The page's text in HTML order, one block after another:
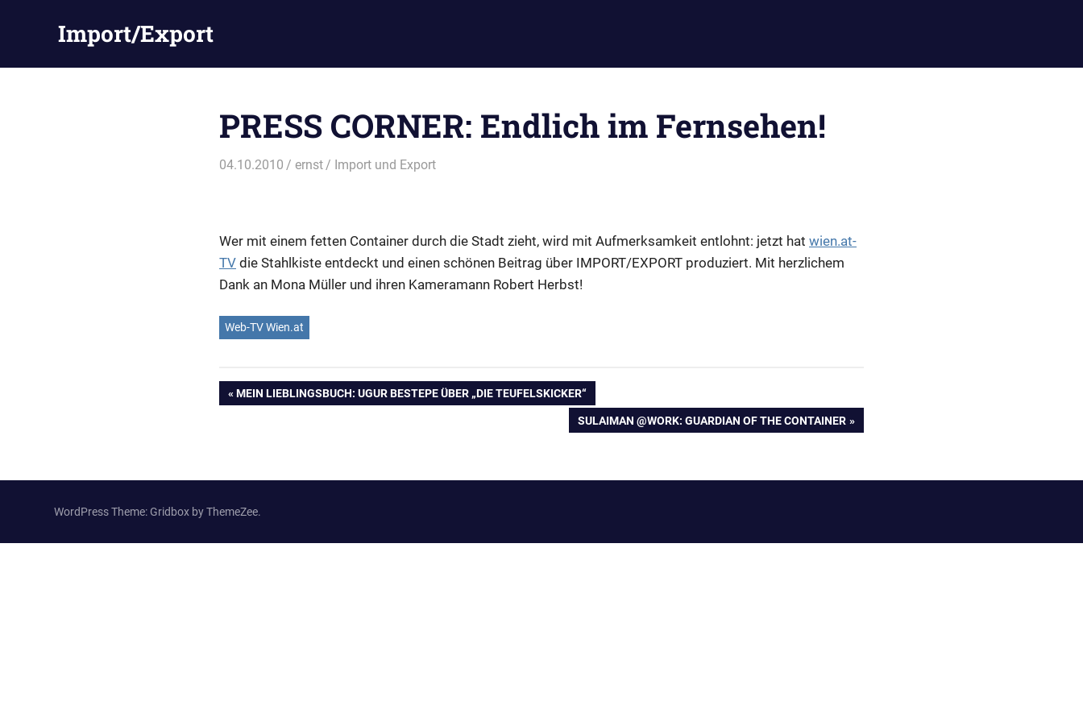
Import/Export
PRESS CORNER: Endlich im Fernsehen!
04.10.2010 ernst Import und Export
Wer mit einem fetten Container durch die Stadt zieht, wird mit Aufmerksamkeit entlohnt: jetzt hat wien.at-
TV die Stahlkiste entdeckt und einen schönen Beitrag über IMPORT/EXPORT produziert. Mit herzlichem
Dank an Mona Müller und ihren Kameramann Robert Herbst!
Web-TV Wien.at
Beitragsnavigation
VORHERIGER
MEIN LIEBLINGSBUCH: UGUR BESTEPE ÜBER „DIE TEUFELSKICKER“
NÄCHSTER
BEITRAG:
SULAIMAN @WORK: GUARDIAN OF THE CONTAINER
WordPress Theme: Gridbox by ThemeZee.